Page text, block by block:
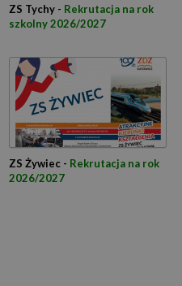
ZS Tychy - Rekrutacja na rok
szkolny 2026/2027
ZS Żywiec - Rekrutacja na rok
2026/2027